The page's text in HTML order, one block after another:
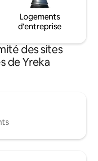
Logements
d'entreprise
des sites
de Yreka